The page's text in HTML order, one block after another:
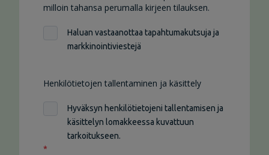
milloin tahansa perumalla kirjeen tilauksen.
Haluan vastaanottaa tapahtumakutsuja ja
markkinointiviestejä
Henkilötietojen tallentaminen ja käsittely
Hyväksyn henkilötietojeni tallentamisen ja
käsittelyn lomakkeessa kuvattuun
tarkoitukseen.
*